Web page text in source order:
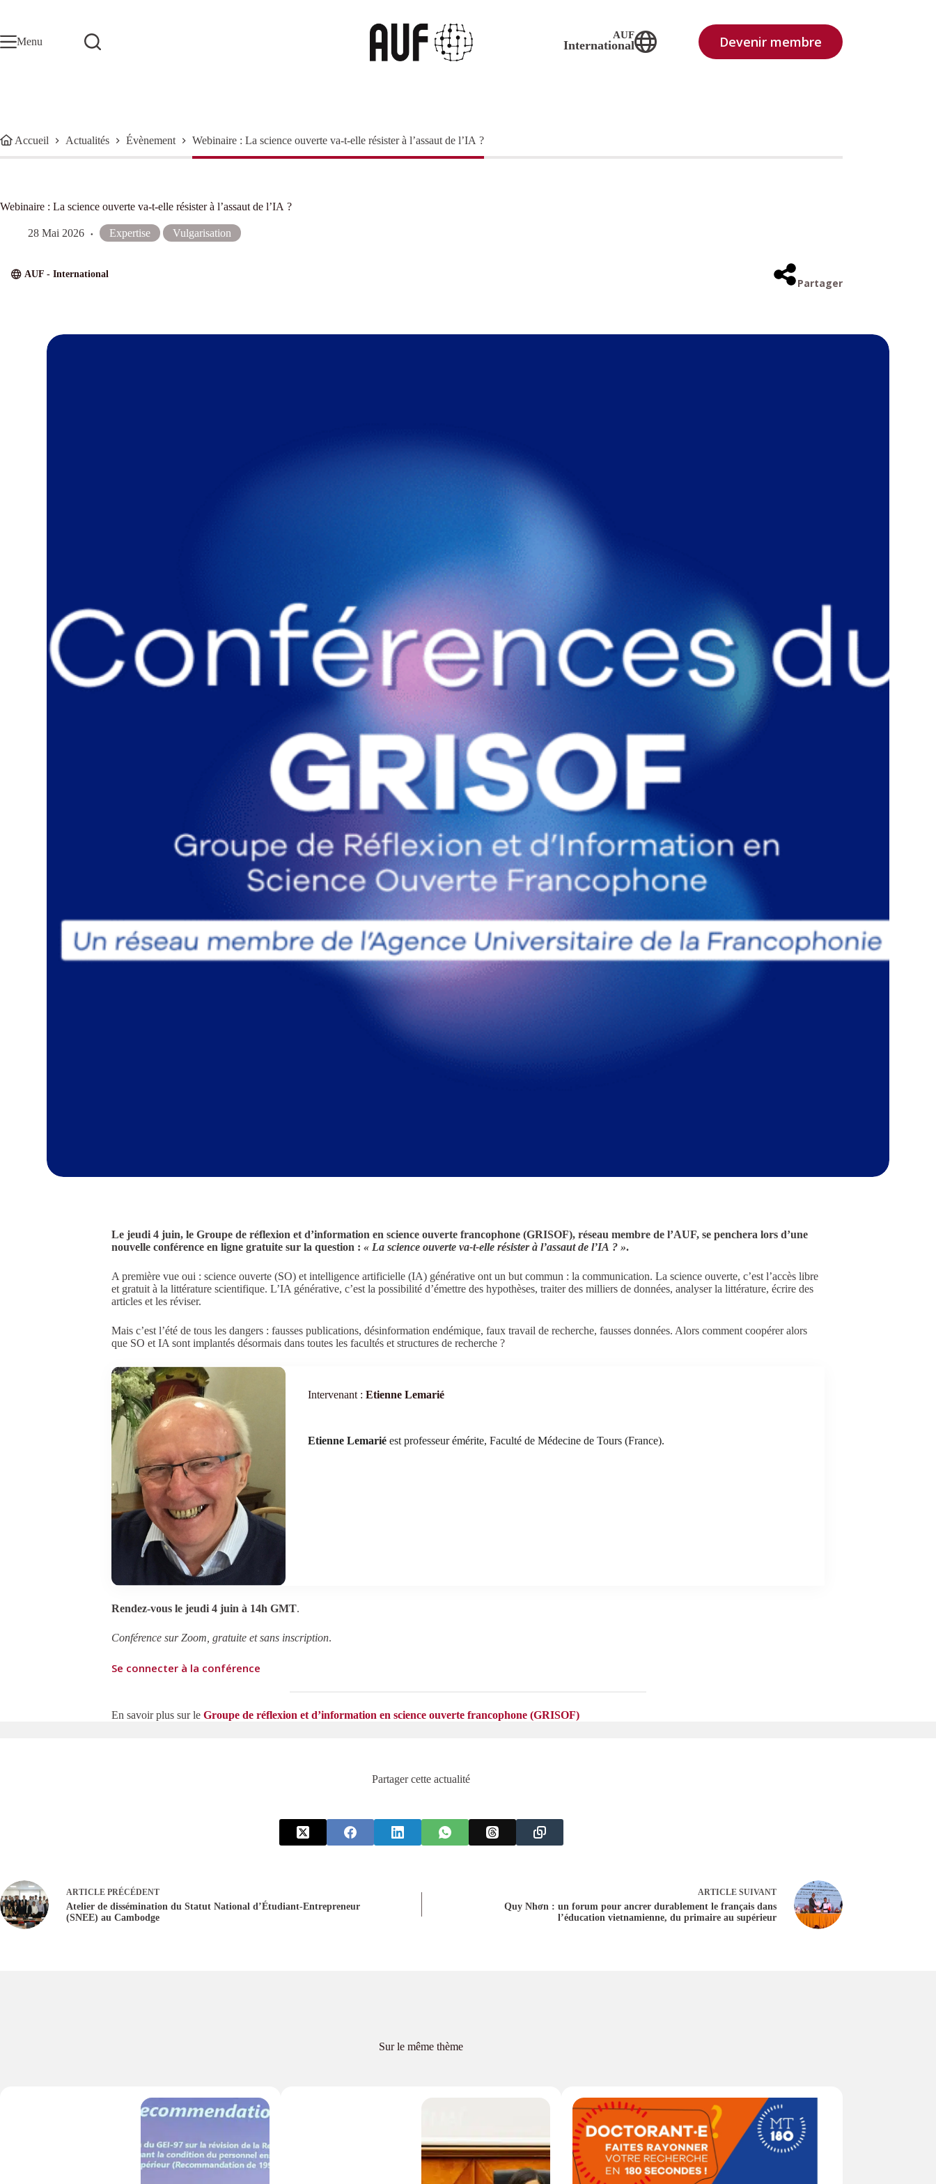
Menu
AUF
International Devenir membre
Accueil Actualités Évènement Webinaire : La science ouverte va-t-elle résister à l’assaut de l’IA ?
Webinaire : La science ouverte va-t-elle résister à l’assaut de l’IA ?
28 Mai 2026 Expertise Vulgarisation
AUF - International
Partager
Le jeudi 4 juin, le Groupe de réflexion et d’information en science ouverte francophone (GRISOF), réseau membre de l’AUF, se penchera lors d’une
nouvelle conférence en ligne gratuite sur la question : « La science ouverte va-t-elle résister à l’assaut de l’IA ? ».
A première vue oui : science ouverte (SO) et intelligence artificielle (IA) générative ont un but commun : la communication. La science ouverte, c’est l’accès libre
et gratuit à la littérature scientifique. L’IA générative, c’est la possibilité d’émettre des hypothèses, traiter des milliers de données, analyser la littérature, écrire des
articles et les réviser.
Mais c’est l’été de tous les dangers : fausses publications, désinformation endémique, faux travail de recherche, fausses données. Alors comment coopérer alors
que SO et IA sont implantés désormais dans toutes les facultés et structures de recherche ?
Intervenant : Etienne Lemarié
Etienne Lemarié est professeur émérite, Faculté de Médecine de Tours (France).
Rendez-vous le jeudi 4 juin à 14h GMT.
Conférence sur Zoom, gratuite et sans inscription.
Se connecter à la conférence
En savoir plus sur le Groupe de réflexion et d’information en science ouverte francophone (GRISOF)
Partager cette actualité
ARTICLE PRÉCÉDENT
Atelier de dissémination du Statut National d’Étudiant-Entrepreneur
(SNEE) au Cambodge
ARTICLESUIVANT
Quy Nhơn : un forum pour ancrer durablement le français dans
l’éducation vietnamienne, du primaire au supérieur
Sur le même thème